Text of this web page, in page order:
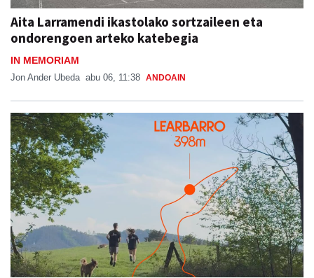
Aita Larramendi ikastolako sortzaileen eta
ondorengoen arteko katebegia
IN MEMORIAM
Jon Ander Ubeda abu 06, 11:38 ANDOAIN